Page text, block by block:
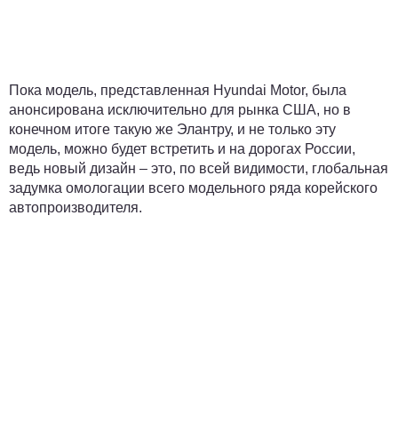
Пока модель, представленная Hyundai Motor, была
анонсирована исключительно для рынка США, но в
конечном итоге такую же Элантру, и не только эту
модель, можно будет встретить и на дорогах России,
ведь новый дизайн – это, по всей видимости, глобальная
задумка омологации всего модельного ряда корейского
автопроизводителя.